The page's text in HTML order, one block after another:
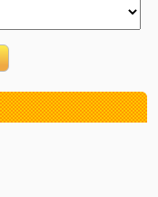
（イオン葛西店）
（瑞江店）
（津田沼店）